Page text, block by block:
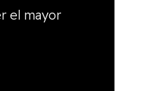
el mayor